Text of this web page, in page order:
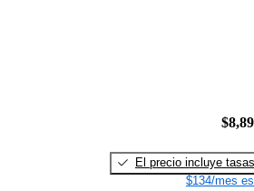
El precio incluye tasas
$134/mes